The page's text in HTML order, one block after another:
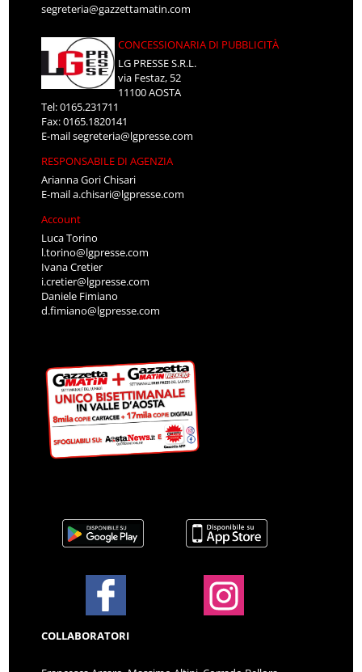
segreteria@gazzettamatin.com
CONCESSIONARIA DI PUBBLICITÀ
LG PRESSE S.R.L.
via Festaz, 52
11100 AOSTA
Tel: 0165.231711
Fax: 0165.1820141
E-mailsegreteria@lgpresse.com
RESPONSABILE DI AGENZIA
Arianna Gori Chisari
E-maila.chisari@lgpresse.com
Account
Luca Torino
l.torino@lgpresse.com
Ivana Cretier
i.cretier@lgpresse.com
Daniele Fimiano
d.fimiano@lgpresse.com
COLLABORATORI